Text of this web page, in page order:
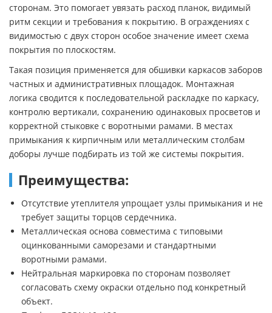
сторонам. Это помогает увязать расход планок, видимый
ритм секции и требования к покрытию. В ограждениях с
видимостью с двух сторон особое значение имеет схема
покрытия по плоскостям.
Такая позиция применяется для обшивки каркасов заборов
частных и административных площадок. Монтажная
логика сводится к последовательной раскладке по каркасу,
контролю вертикали, сохранению одинаковых просветов и
корректной стыковке с воротными рамами. В местах
примыкания к кирпичным или металлическим столбам
доборы лучше подбирать из той же системы покрытия.
Преимущества:
Отсутствие утеплителя упрощает узлы примыкания и не
требует защиты торцов сердечника.
Металлическая основа совместима с типовыми
оцинкованными саморезами и стандартными
воротными рамами.
Нейтральная маркировка по сторонам позволяет
согласовать схему окраски отдельно под конкретный
объект.